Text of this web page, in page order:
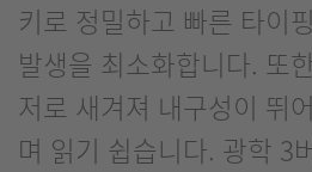
키로 정밀하고 빠른 타이
발생을 최소화합니다. 또
저로 새겨져 내구성이 뛰
며 읽기 쉽습니다. 광학 3